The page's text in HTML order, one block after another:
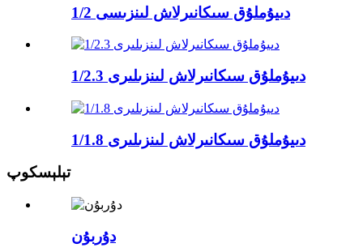
1/2 دىيۇملۇق سىكانىرلاش لىنزىسى
1/2.3 دىيۇملۇق سىكانىرلاش لىنزىلىرى
1/1.8 دىيۇملۇق سىكانىرلاش لىنزىلىرى
تېلېسكوپ
دۇربۇن